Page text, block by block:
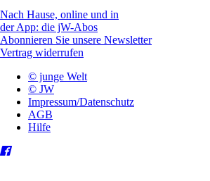
Nach Hause, online und in
der App: die jW-Abos
Abonnieren Sie unsere Newsletter
Vertrag widerrufen
© junge Welt
© JW
Impressum/Datenschutz
AGB
Hilfe